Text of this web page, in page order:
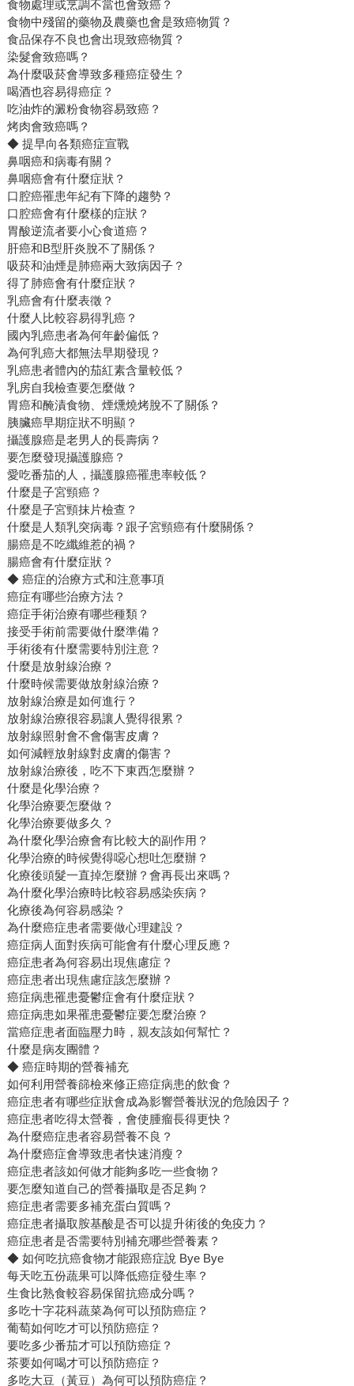
食物處理或烹調不當也會致癌？
食物中殘留的藥物及農藥也會是致癌物質？
食品保存不良也會出現致癌物質？
染髮會致癌嗎？
為什麼吸菸會導致多種癌症發生？
喝酒也容易得癌症？
吃油炸的澱粉食物容易致癌？
烤肉會致癌嗎？
◆ 提早向各類癌症宣戰
鼻咽癌和病毒有關？
鼻咽癌會有什麼症狀？
口腔癌罹患年紀有下降的趨勢？
口腔癌會有什麼樣的症狀？
胃酸逆流者要小心食道癌？
肝癌和B型肝炎脫不了關係？
吸菸和油煙是肺癌兩大致病因子？
得了肺癌會有什麼症狀？
乳癌會有什麼表徵？
什麼人比較容易得乳癌？
國內乳癌患者為何年齡偏低？
為何乳癌大都無法早期發現？
乳癌患者體內的茄紅素含量較低？
乳房自我檢查要怎麼做？
胃癌和醃漬食物、煙燻燒烤脫不了關係？
胰臟癌早期症狀不明顯？
攝護腺癌是老男人的長壽病？
要怎麼發現攝護腺癌？
愛吃番茄的人，攝護腺癌罹患率較低？
什麼是子宮頸癌？
什麼是子宮頸抹片檢查？
什麼是人類乳突病毒？跟子宮頸癌有什麼關係？
腸癌是不吃纖維惹的禍？
腸癌會有什麼症狀？
◆ 癌症的治療方式和注意事項
癌症有哪些治療方法？
癌症手術治療有哪些種類？
接受手術前需要做什麼準備？
手術後有什麼需要特別注意？
什麼是放射線治療？
什麼時候需要做放射線治療？
放射線治療是如何進行？
放射線治療很容易讓人覺得很累？
放射線照射會不會傷害皮膚？
如何減輕放射線對皮膚的傷害？
放射線治療後，吃不下東西怎麼辦？
什麼是化學治療？
化學治療要怎麼做？
化學治療要做多久？
為什麼化學治療會有比較大的副作用？
化學治療的時候覺得噁心想吐怎麼辦？
化療後頭髮一直掉怎麼辦？會再長出來嗎？
為什麼化學治療時比較容易感染疾病？
化療後為何容易感染？
為什麼癌症患者需要做心理建設？
癌症病人面對疾病可能會有什麼心理反應？
癌症患者為何容易出現焦慮症？
癌症患者出現焦慮症該怎麼辦？
癌症病患罹患憂鬱症會有什麼症狀？
癌症病患如果罹患憂鬱症要怎麼治療？
當癌症患者面臨壓力時，親友該如何幫忙？
什麼是病友團體？
◆ 癌症時期的營養補充
如何利用營養篩檢來修正癌症病患的飲食？
癌症患者有哪些症狀會成為影響營養狀況的危險因子？
癌症患者吃得太營養，會使腫瘤長得更快？
為什麼癌症患者容易營養不良？
為什麼癌症會導致患者快速消瘦？
癌症患者該如何做才能夠多吃一些食物？
要怎麼知道自己的營養攝取是否足夠？
癌症患者需要多補充蛋白質嗎？
癌症患者攝取胺基酸是否可以提升術後的免疫力？
癌症患者是否需要特別補充哪些營養素？
◆ 如何吃抗癌食物才能跟癌症說 Bye Bye
每天吃五份蔬果可以降低癌症發生率？
生食比熟食較容易保留抗癌成分嗎？
多吃十字花科蔬菜為何可以預防癌症？
葡萄如何吃才可以預防癌症？
要吃多少番茄才可以預防癌症？
茶要如何喝才可以預防癌症？
多吃大豆（黃豆）為何可以預防癌症？